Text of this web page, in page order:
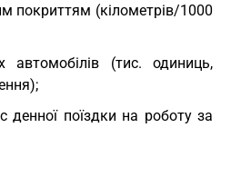
покриттям (кілометрів/1000
автомобілів (тис. одиниць,
денної поїздки на роботу за